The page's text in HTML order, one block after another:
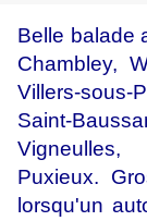
Belle balade
Chambley,
Villers-sous-
Saint-
Puxieux.
lorsqu'un